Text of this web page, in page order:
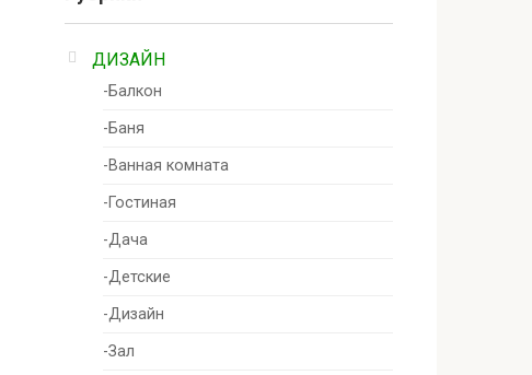
ДИЗАЙН
-Балкон
-Баня
-Ванная комната
-Гостиная
-Дача
-Детские
-Дизайн
-Зал